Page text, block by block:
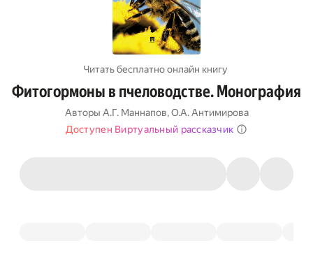
Читать бесплатно онлайн книгу
Фитогормоны в пчеловодстве. Монография
Авторы А.Г. Маннапов,О.А. Антимирова
Доступен Виртуальный рассказчик